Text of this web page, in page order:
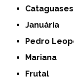
Cataguases
Januária
Pedro
Mariana
Frutal